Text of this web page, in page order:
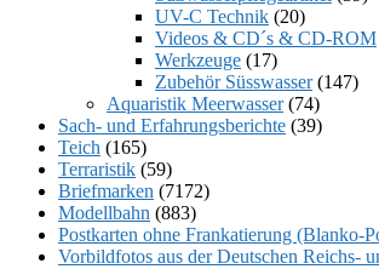
UV-C Technik (20)
Videos & CD´s & CD-ROM
Werkzeuge (17)
Zubehör Süsswasser (147)
Aquaristik Meerwasser (74)
Sach- und Erfahrungsberichte (39)
Teich (165)
Terraristik (59)
Briefmarken (7172)
Modellbahn (883)
Postkarten ohne Frankatierung (Blanko-
Vorbildfotos aus der Deutschen Reichs-